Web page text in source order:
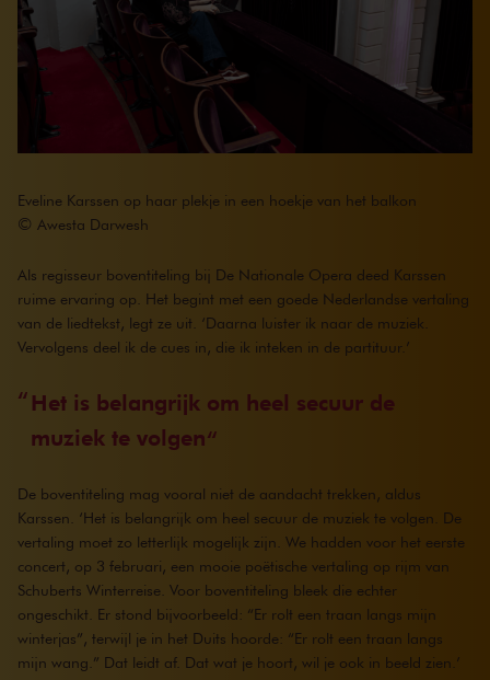
Eveline Karssen op haar plekje in een hoekje van het balkon
© Awesta Darwesh
Als regisseur boventiteling bij De Nationale Opera deed Karssen
ruime ervaring op. Het begint met een goede Nederlandse vertaling
van de liedtekst, legt ze uit. ‘Daarna luister ik naar de muziek.
Vervolgens deel ik de cues in, die ik inteken in de partituur.’
Het is belangrijk om heel secuur de
muziek te volgen
De boventiteling mag vooral niet de aandacht trekken, aldus
Karssen. ‘Het is belangrijk om heel secuur de muziek te volgen. De
vertaling moet zo letterlijk mogelijk zijn. We hadden voor het eerste
concert, op 3 februari, een mooie poëtische vertaling op rijm van
Schuberts Winterreise. Voor boventiteling bleek die echter
ongeschikt. Er stond bijvoorbeeld: “Er rolt een traan langs mijn
winterjas”, terwijl je in het Duits hoorde: “Er rolt een traan langs
mijn wang.” Dat leidt af. Dat wat je hoort, wil je ook in beeld zien.’